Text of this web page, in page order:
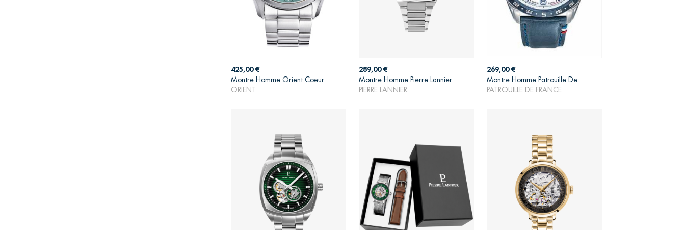
Prix
425,00 €
Montre Homme Orient Coeur...
ORIENT
AJOUTER AU PANIER
Prix
289,00 €
Montre Homme Pierre Lannier...
PIERRE LANNIER
AJOUTER AU PANIER
Prix
269,00 €
Montre Homme Patrouille De...
PATROUILLE DE FRANCE
AJOUTER AU PANIER